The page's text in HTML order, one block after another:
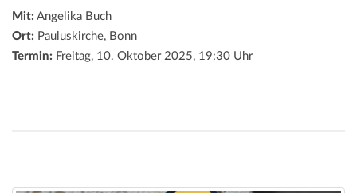
Mit: Angelika Buch
Ort: Pauluskirche, Bonn
Termin: Freitag, 10. Oktober 2025, 19:30 Uhr